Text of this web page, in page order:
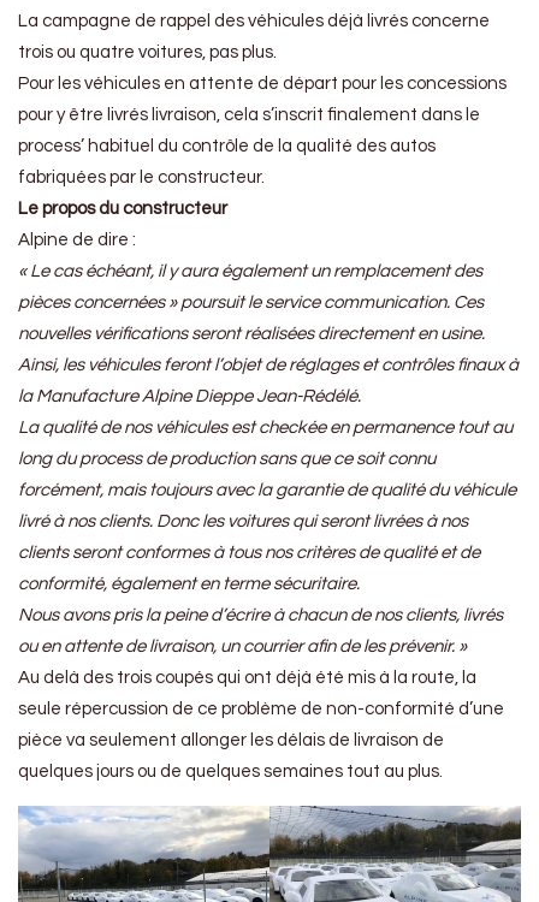
La campagne de rappel des véhicules déjà livrés concerne
trois ou quatre voitures, pas plus.
Pour les véhicules en attente de départ pour les concessions
pour y être livrés livraison, cela s’inscrit finalement dans le
process’ habituel du contrôle de la qualité des autos
fabriquées par le constructeur.
Le propos du constructeur
Alpine de dire :
« Le cas échéant, il y aura également un remplacement des
pièces concernées » poursuit le service communication. Ces
nouvelles vérifications seront réalisées directement en usine.
Ainsi, les véhicules feront l’objet de réglages et contrôles finaux à
la Manufacture Alpine Dieppe Jean-Rédélé.
La qualité de nos véhicules est checkée en permanence tout au
long du process de production sans que ce soit connu
forcément, mais toujours avec la garantie de qualité du véhicule
livré à nos clients. Donc les voitures qui seront livrées à nos
clients seront conformes à tous nos critères de qualité et de
conformité, également en terme sécuritaire.
Nous avons pris la peine d’écrire à chacun de nos clients, livrés
ou en attente de livraison, un courrier afin de les prévenir. »
Au delà des trois coupés qui ont déjà été mis à la route, la
seule répercussion de ce problème de non-conformité d’une
pièce va seulement allonger les délais de livraison de
quelques jours ou de quelques semaines tout au plus.